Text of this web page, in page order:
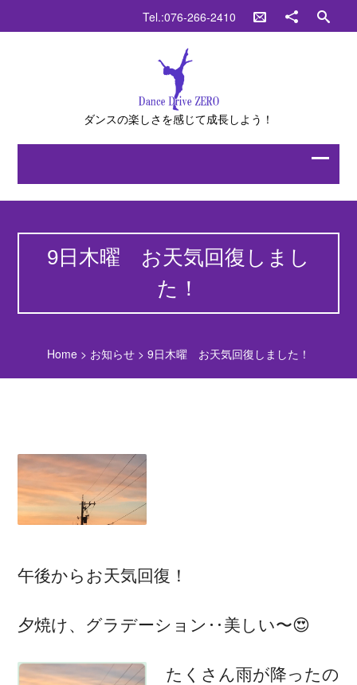
Tel.:076-266-2410
ダンスの楽しさを感じて成長しよう！
9日木曜 お天気回復しまし
た！
Home> お知らせ> 9日木曜 お天気回復しました！
午後からお天気回復！
夕焼け、グラデーション‥美しい〜😍
たくさん雨が降ったの